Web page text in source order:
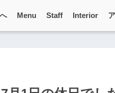
Menu Staff Interior